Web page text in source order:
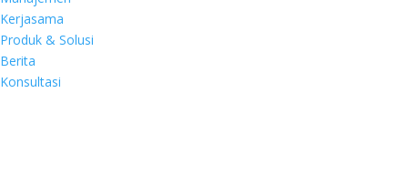
Kerjasama
Produk & Solusi
Berita
Konsultasi